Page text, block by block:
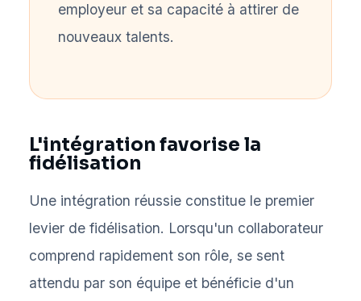
employeur et sa capacité à attirer de
nouveaux talents.
L'intégration favorise la
fidélisation
Une intégration réussie constitue le premier
levier de fidélisation. Lorsqu'un collaborateur
comprend rapidement son rôle, se sent
attendu par son équipe et bénéficie d'un